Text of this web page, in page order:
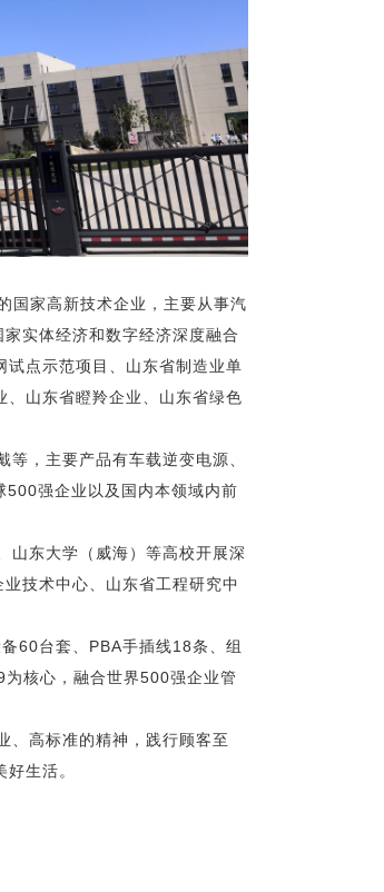
国家高新技术企业，主要从事汽
实体经济和数字经济深度融合
点示范项目、山东省制造业单
山东省瞪羚企业、山东省绿色
，主要产品有车载逆变电源、
500强企业以及国内本领域内前
山东大学（威海）等高校开展深
技术中心、山东省工程研究中
60台套、PBA手插线18条、组
核心，融合世界500强企业管
、高标准的精神，践行顾客至
生活。